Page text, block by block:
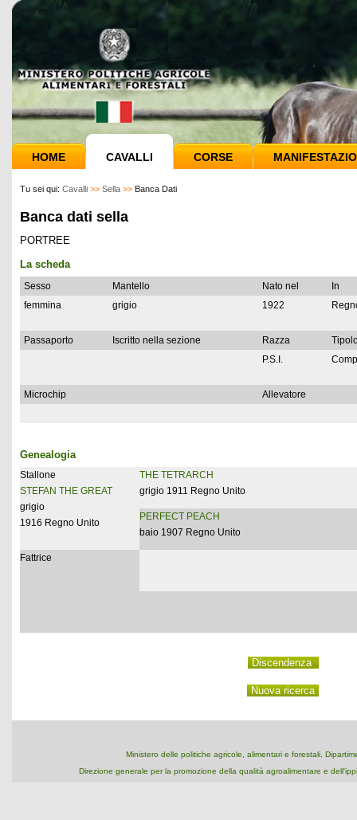
HOME CAVALLI CORSE
Tu sei qui: Cavalli >> Sella >> Banca Dati
Banca dati sella
PORTREE
La scheda
Sesso Mantello Nato nel
In
femmina
grigio 1922
Passaporto Iscritto nella sezione Razza
P.S.I.
Microchip Allevatore
Genealogia
Stallone
STEFAN THE GREAT
grigio
1916 Regno Unito
THE TETRARCH
grigio 1911 Regno Unito
PERFECT PEACH
baio 1907 Regno Unito
Fattrice
Ministero delle politiche agricole, alimentari e forestali,
Direzione generale per la promozione della qualità agroalimentare e